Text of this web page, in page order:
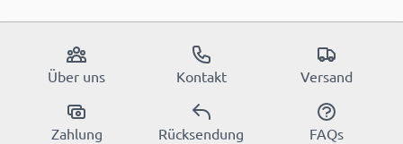
Über uns Kontakt Versand
Zahlung Rücksendung FAQs